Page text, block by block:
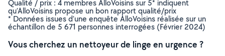
Qualité / prix : 4 membres AlloVoisins sur 5* indiquent
qu’AlloVoisins propose un bon rapport qualité/prix
* Données issues d’une enquête AlloVoisins réalisée sur un
échantillon de 5 671 personnes interrogées (Février 2024)
Vous cherchez un nettoyeur de linge en urgence ?